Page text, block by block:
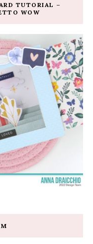
TUTORIAL –
WOW